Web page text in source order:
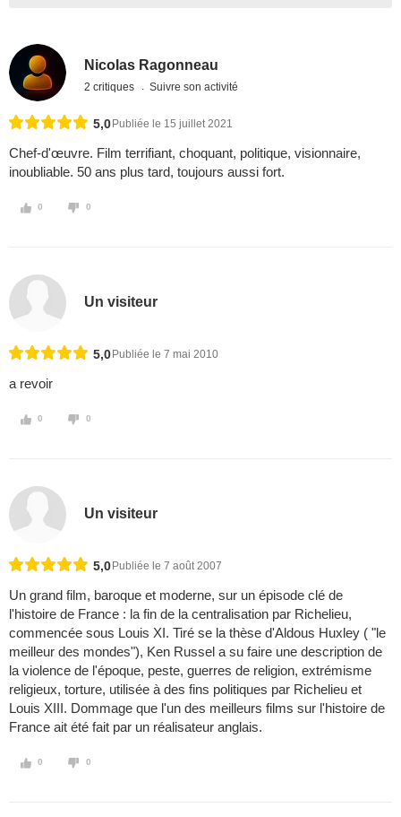
Nicolas Ragonneau
2 critiques Suivre son activité
5,0 Publiée le 15 juillet 2021
Chef-d'œuvre. Film terrifiant, choquant, politique, visionnaire,
inoubliable. 50 ans plus tard, toujours aussi fort.
0 0
Un visiteur
5,0 Publiée le 7 mai 2010
a revoir
0 0
Un visiteur
5,0 Publiée le 7 août 2007
Un grand film, baroque et moderne, sur un épisode clé de
l'histoire de France : la fin de la centralisation par Richelieu,
commencée sous Louis XI. Tiré se la thèse d'Aldous Huxley ( "le
meilleur des mondes"), Ken Russel a su faire une description de
la violence de l'époque, peste, guerres de religion, extrémisme
religieux, torture, utilisée à des fins politiques par Richelieu et
Louis XIII. Dommage que l'un des meilleurs films sur l'histoire de
France ait été fait par un réalisateur anglais.
0 0